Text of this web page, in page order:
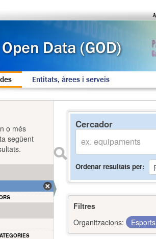
Entitats, àrees i serveis
Cercador
Ordenar resultats per
Filtres
Organitzacions:
Esports
o més
següent